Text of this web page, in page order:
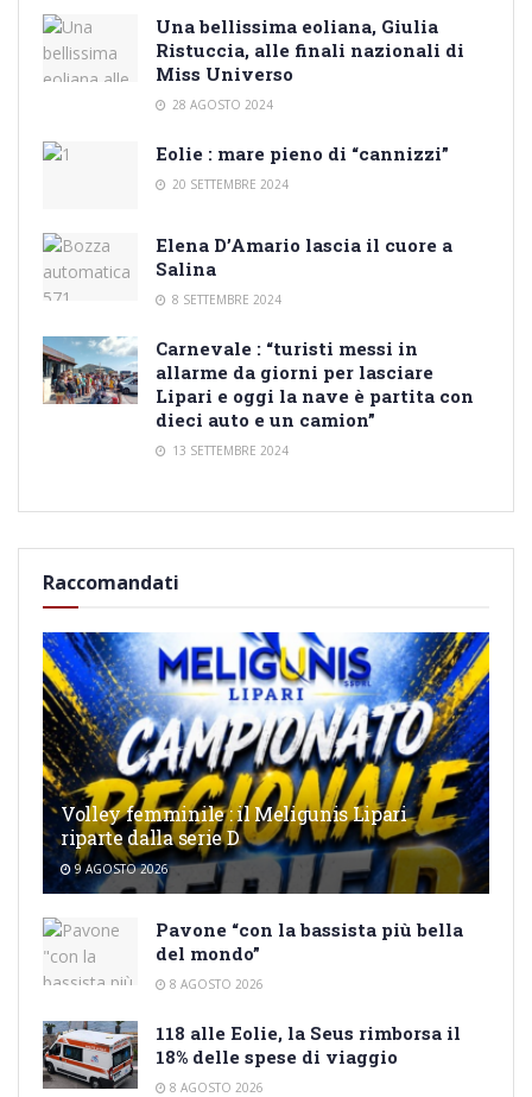
Una bellissima eoliana, Giulia
Ristuccia, alle finali nazionali di
Miss Universo
28 AGOSTO 2024
Eolie : mare pieno di “cannizzi”
20 SETTEMBRE 2024
Elena D’Amario lascia il cuore a
Salina
8 SETTEMBRE 2024
Carnevale : “turisti messi in
allarme da giorni per lasciare
Lipari e oggi la nave è partita con
dieci auto e un camion”
13 SETTEMBRE 2024
Raccomandati
Volley femminile : il Meligunis Lipari
riparte dalla serie D
9 AGOSTO 2026
Pavone “con la bassista più bella
del mondo”
8 AGOSTO 2026
118 alle Eolie, la Seus rimborsa il
18% delle spese di viaggio
8 AGOSTO 2026